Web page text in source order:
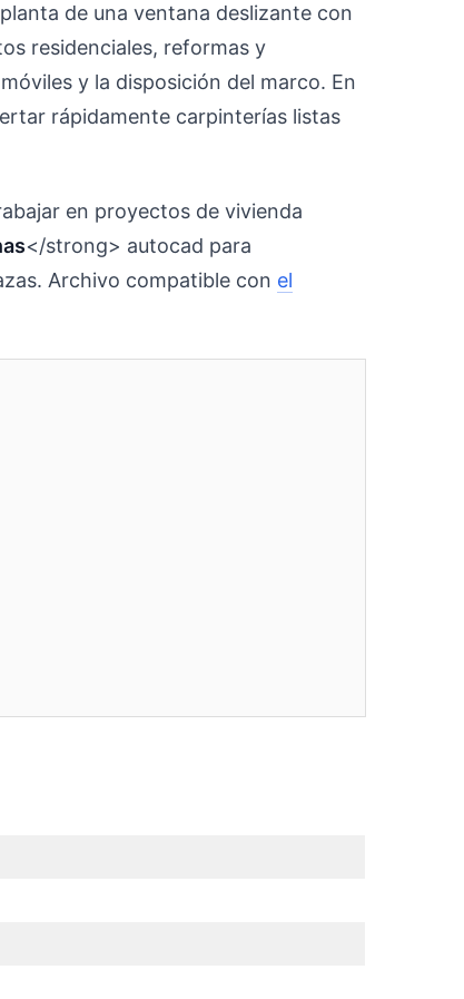
de una ventana deslizante con
residenciales, reformas y
y la disposición del marco. En
rápidamente carpinterías listas
en proyectos de vivienda
</strong> autocad para
Archivo compatible con el